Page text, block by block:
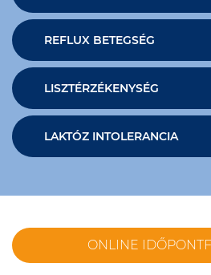
REFLUX BETEGSÉG
LISZTÉRZÉKENYSÉG
LAKTÓZ INTOLERANCIA
ONLINE